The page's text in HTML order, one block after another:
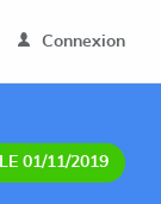
Connexion
01/11/2019